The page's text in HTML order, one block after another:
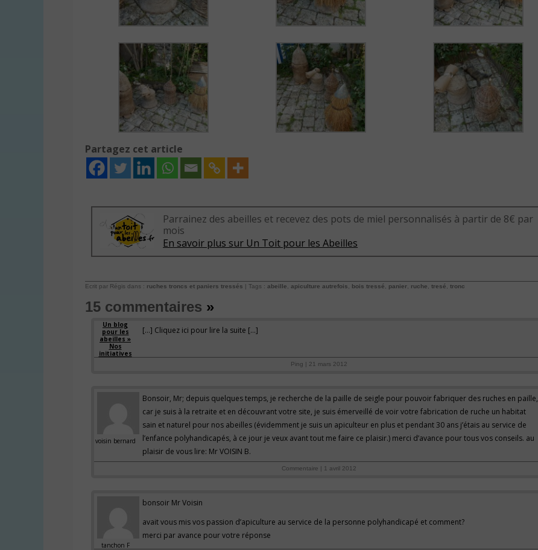
Partagez cet article
Parrainez des abeilles et recevez des pots de miel personnalisés à partir de 8€ par
mois
En savoir plus sur Un Toit pour les Abeilles
Ecrit par Régis dans : ruches troncs et paniers tressés | Tags : abeille apiculture autrefois bois tressé panier ruche tresé tronc
15 commentaires »
Un blog
pour les
abeilles »
Nos
initiatives
[…] Cliquez ici pour lire la suite […]
Ping | 21 mars 2012
voisin bernard
Bonsoir, Mr; depuis quelques temps, je recherche de la paille de seigle pour pouvoir fabriquer des ruches en paille,
car je suis à la retraite et en découvrant votre site, je suis émerveillé de voir votre fabrication de ruche un habitat
sain et naturel pour nos abeilles (évidemment je suis un apiculteur en plus et pendant 30 ans j’étais au service de
l’enfance polyhandicapés, à ce jour je veux avant tout me faire ce plaisir.) merci d’avance pour tous vos conseils. au
plaisir de vous lire: Mr VOISIN B.
Commentaire | 1 avril 2012
tanchon F
bonsoir Mr Voisin
avait vous mis vos passion d’apiculture au service de la personne polyhandicapé et comment?
merci par avance pour votre réponse